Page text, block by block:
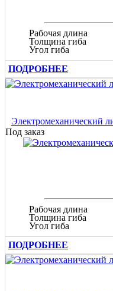
Рабочая длина
Толщина гиба
Угол гиба
ПОДРОБНЕЕ
Электромеханический
Под заказ
Рабочая длина
Толщина гиба
Угол гиба
ПОДРОБНЕЕ